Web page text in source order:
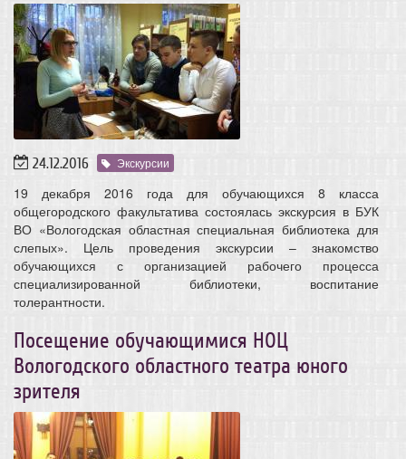
24.12.2016 Экскурсии
19 декабря 2016 года для обучающихся 8 класса
общегородского факультатива состоялась экскурсия в БУК
ВО «Вологодская областная специальная библиотека для
слепых». Цель проведения экскурсии – знакомство
обучающихся с организацией рабочего процесса
специализированной библиотеки, воспитание
толерантности.
Посещение обучающимися НОЦ
Вологодского областного театра юного
зрителя